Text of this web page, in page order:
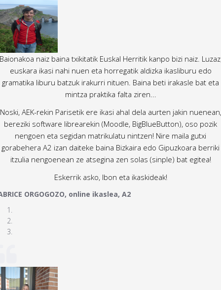
naiz baina txikitatik Euskal Herritik kanpo bizi naiz.
euskara ikasi nahi nuen eta horregatik aldizka ikasliburu edo
gramatika liburu batzuk irakurri nituen. Baina beti irakasle bat eta
mintza praktika falta ziren...
Noski, AEK-rekin Parisetik ere ikasi ahal dela aurten jakin nuenean,
bereziki software librearekin (Moodle, BigBlueButton), oso pozik
nengoen eta segidan matrikulatu nintzen! Nire maila gutxi
gorabehera A2 izan daiteke baina Bizkaira edo Gipuzkoara berriki
itzulia nengoenean ze atsegina zen solas (sinple) bat egitea!
Eskerrik asko, Ibon eta ikaskideak!
ORGOGOZO, online ikaslea, A2